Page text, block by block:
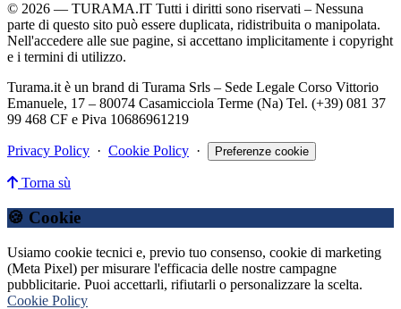
© 2026 — TURAMA.IT Tutti i diritti sono riservati – Nessuna
parte di questo sito può essere duplicata, ridistribuita o manipolata.
Nell'accedere alle sue pagine, si accettano implicitamente i copyright
e i termini di utilizzo.
Turama.it è un brand di Turama Srls – Sede Legale Corso Vittorio
Emanuele, 17 – 80074 Casamicciola Terme (Na) Tel. (+39) 081 37
99 468 CF e Piva 10686961219
Privacy Policy · Cookie Policy · Preferenze cookie
Torna sù
🍪 Cookie
Usiamo cookie tecnici e, previo tuo consenso, cookie di marketing
(Meta Pixel) per misurare l'efficacia delle nostre campagne
pubblicitarie. Puoi accettarli, rifiutarli o personalizzare la scelta.
Cookie Policy